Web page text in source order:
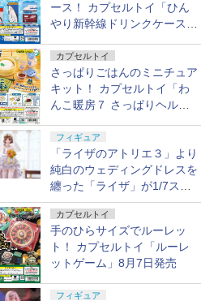
ース！ カプセルトイ「ひん
やり新幹線ドリンクケース」
カプセルトイ
さっぱりごはんのミニチュア
キット！ カプセルトイ「わ
んこ暖房７ さっぱりヘルシ
フィギュア
「ライザのアトリエ３」より
純白のウェディングドレスを
纏った「ライザ」が1/7スケ
ールフィギュアで登場！
カプセルトイ
手のひらサイズでルーレッ
ト！ カプセルトイ「ルーレ
ットゲーム」8月7日発売
フィギュア